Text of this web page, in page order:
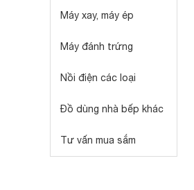
Máy xay, máy ép
Máy đánh trứng
Nồi điện các loại
Đồ dùng nhà bếp khác
Tư vấn mua sắm